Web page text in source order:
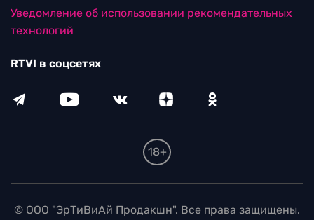
Уведомление об использовании рекомендательных
технологий
RTVI в соцсетях
18+
© ООО "ЭрТиВиАй Продакшн". Все права защищены.